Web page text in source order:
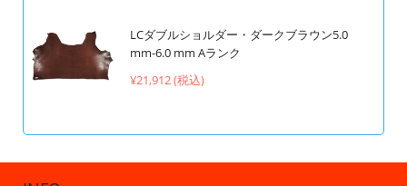
LCダブルショルダー・ダークブラウン5.0
mm-6.0 mm Aランク
¥21,912 (税込)